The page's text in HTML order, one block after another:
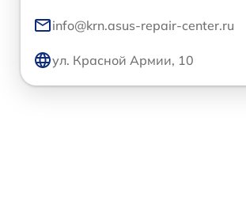
info@krn.asus-repair-center.ru
ул. Красной Армии, 10